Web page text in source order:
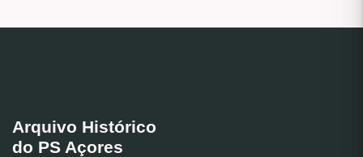
Arquivo Histórico
do PS Açores